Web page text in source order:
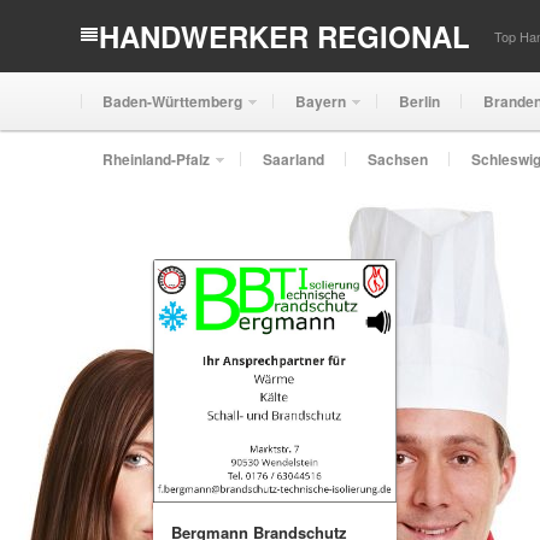
HANDWERKER REGIONAL Top
Baden-Württemberg Bayern Berlin
Rheinland-Pfalz Saarland Sachsen
Bergmann Brandschutz